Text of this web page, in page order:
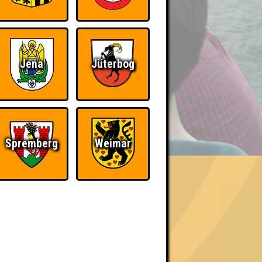
UNS
«
Jena Jüterbog
Spremberg Weimar